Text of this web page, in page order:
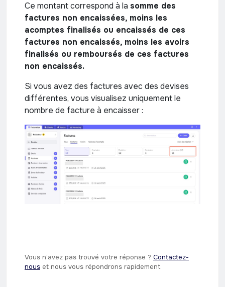
Ce montant correspond à la somme des
factures non encaissées, moins les
acomptes finalisés ou encaissés de ces
factures non encaissés, moins les avoirs
finalisés ou remboursés de ces factures
non encaissés.
Si vous avez des factures avec des devises
différentes, vous visualisez uniquement le
nombre de facture à encaisser :
Vous n’avez pas trouvé votre réponse ? ​ Contactez-
nous ​ et nous vous répondrons rapidement.